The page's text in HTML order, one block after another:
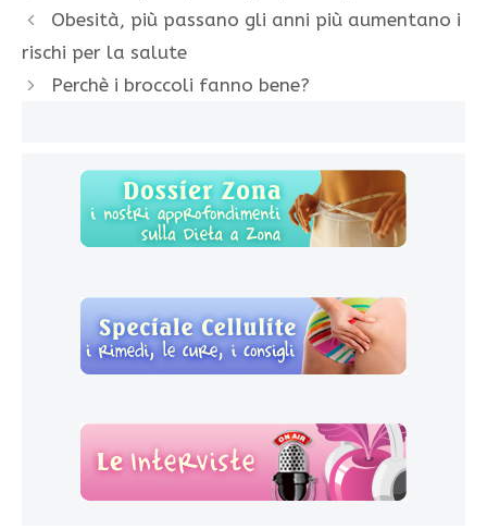
Obesità, più passano gli anni più aumentano i
rischi per la salute
Perchè i broccoli fanno bene?